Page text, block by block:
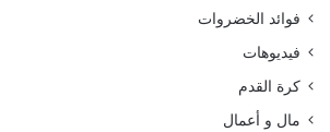
فوائد الخضروات
فيديوهات
كرة القدم
مال و أعمال